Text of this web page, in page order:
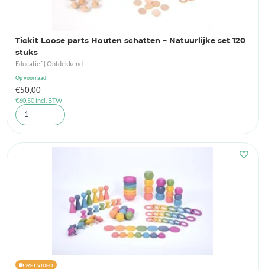
Tickit Loose parts Houten schatten – Natuurlijke set 120
stuks
Educatief | Ontdekkend
Op voorraad
€50,00
€60,50incl. BTW
MET VIDEO